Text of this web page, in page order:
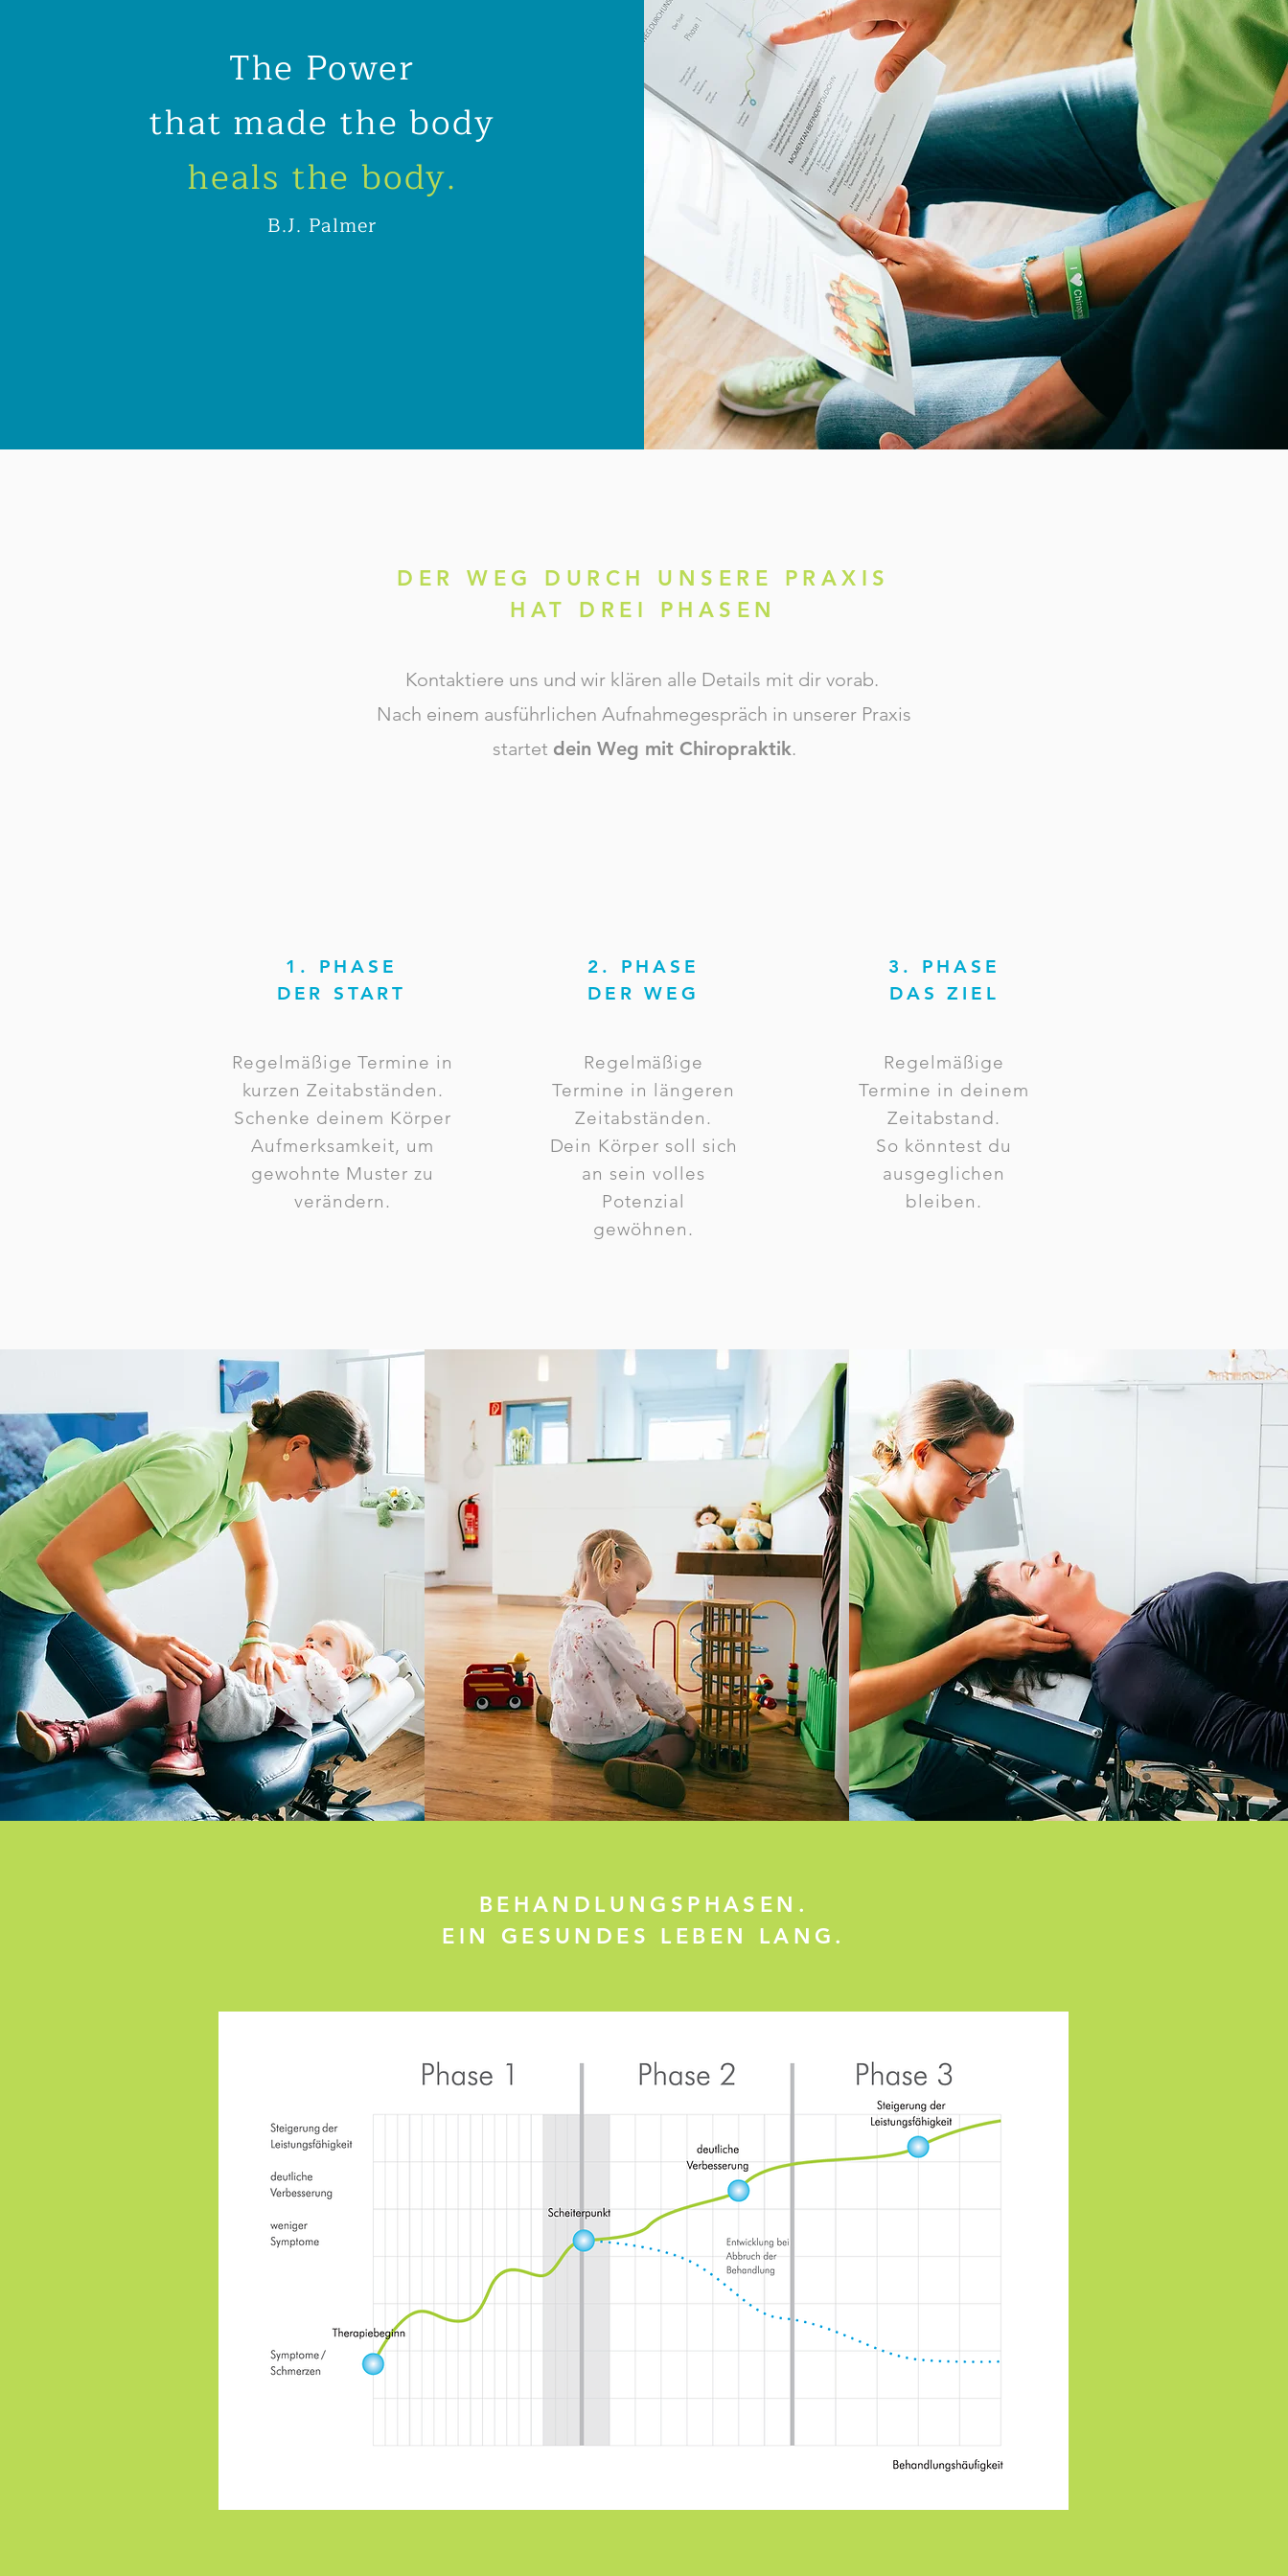
The Power
that made the body
heals the body.
B.J. Palmer
DER WEG DURCH UNSERE PRAXIS
HAT DREI PHASEN
Kontaktiere uns und wir klären alle Details mit dir vorab.
Nach einem ausführlichen Aufnahmegespräch in unserer Praxis
startet dein Weg mit Chiropraktik.
1. PHASE
DER START
Regelmäßige Termine in
kurzen Zeitabständen.
Schenke deinem Körper
Aufmerksamkeit, um
gewohnte Muster zu
verändern.
2. PHASE
DER WEG
Regelmäßige
Termine in längeren
Zeitabständen.
Dein Körper soll sich
an sein volles
Potenzial
gewöhnen.
3. PHASE
DAS ZIEL
Regelmäßige
Termine in deinem
Zeitabstand.
So könntest du
ausgeglichen
bleiben.
BEHANDLUNGSPHASEN.
EIN GESUNDES LEBEN LANG.